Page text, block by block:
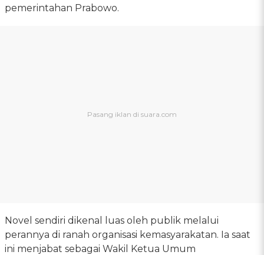
pemerintahan Prabowo.
Novel sendiri dikenal luas oleh publik melalui
perannya di ranah organisasi kemasyarakatan. Ia saat
ini menjabat sebagai Wakil Ketua Umum